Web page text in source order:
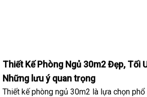
Thiết Kế Phòng Ngủ 30m2 Đẹp, Tối
Những lưu ý quan trọng
Thiết kế phòng ngủ 30m2 là lựa chọn